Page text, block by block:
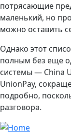
потрясающие
маленький, но
можно оставить
Однако этот
полным без еще
системы — China
UnionPay,
подробно,
разговора.